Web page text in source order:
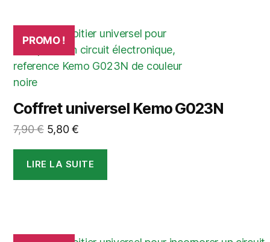
PROMO !
Coffret universel Kemo G023N
7,90€ Le
initial
était :
5,80€Le
actuel
est :
LIRE LA SUITE